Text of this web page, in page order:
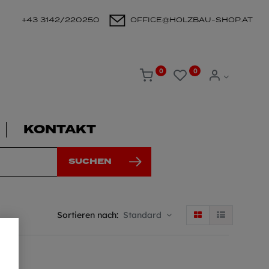
+43 3142/220250 OFFICE@HOLZBAU-SHOP.AT
0 0
KONTAKT
SUCHEN
Sortieren nach: Standard